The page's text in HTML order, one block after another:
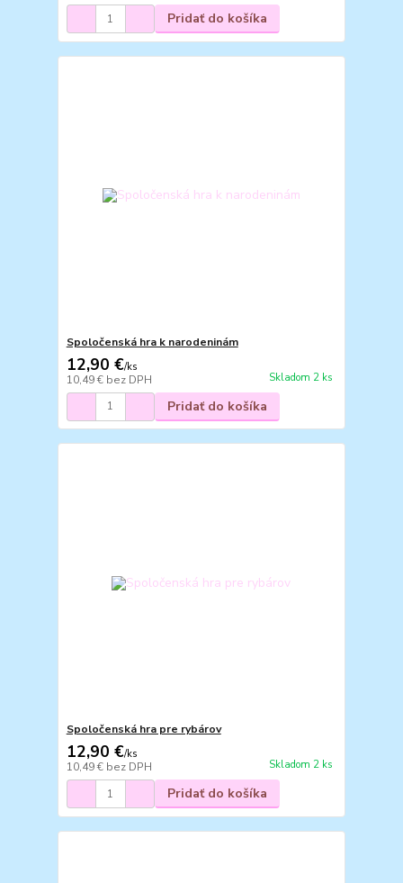
Pridať do košíka
Spoločenská hra k narodeninám
12,90 €/ks
10,49 € bez DPH Skladom 2 ks
Pridať do košíka
Spoločenská hra pre rybárov
12,90 €/ks
10,49 € bez DPH Skladom 2 ks
Pridať do košíka